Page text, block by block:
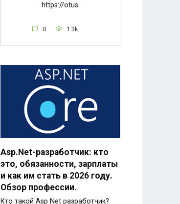
https://otus.
0 1.3k.
Asp.Net-разработчик: кто
это, обязанности, зарплаты
и как им стать в 2026 году.
Обзор профессии.
Кто такой Asp Net разработчик?